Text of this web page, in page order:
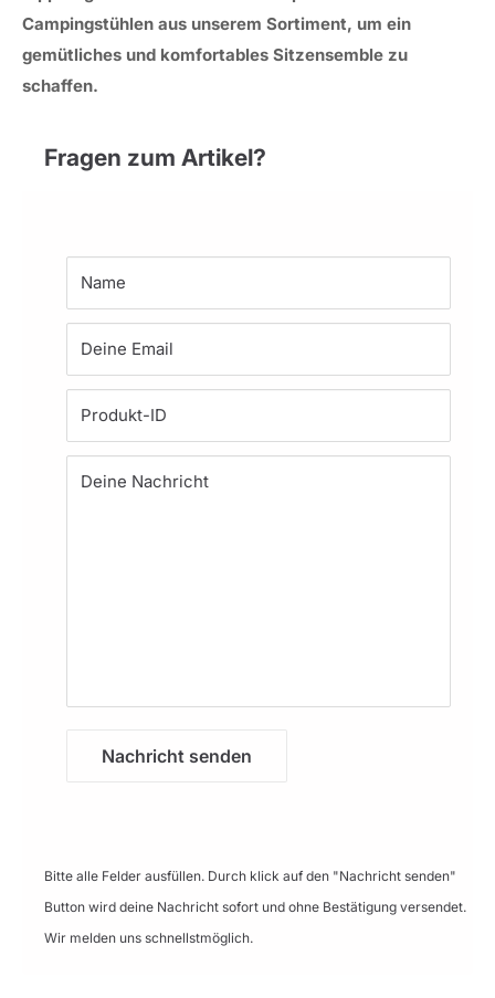
Campingstühlen aus unserem Sortiment, um ein
gemütliches und komfortables Sitzensemble zu
schaffen.
Fragen zum Artikel?
Name
Deine Email
Produkt-ID
Deine Nachricht
Nachricht senden
Bitte alle Felder ausfüllen. Durch klick auf den "Nachricht senden"
Button wird deine Nachricht sofort und ohne Bestätigung versendet.
Wir melden uns schnellstmöglich.